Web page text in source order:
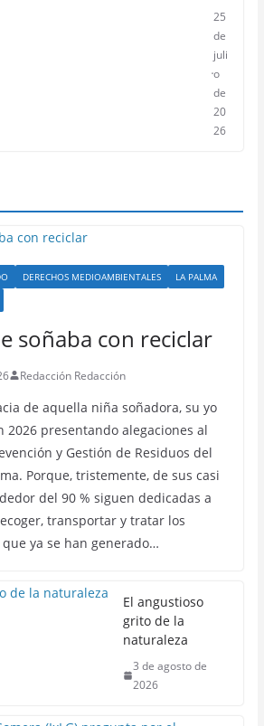
25
de
juli
o
de
20
26
DERECHOS MEDIOAMBIENTALES
LA PALMA
soñaba con reciclar
Redacción Redacción
de aquella niña soñadora, su yo
2026 presentando alegaciones al
y Gestión de Residuos del
Porque, tristemente, de sus casi
del 90 % siguen dedicadas a
transportar y tratar los
ya se han generado…
El angustioso
grito de la
naturaleza
3 de agosto de
2026